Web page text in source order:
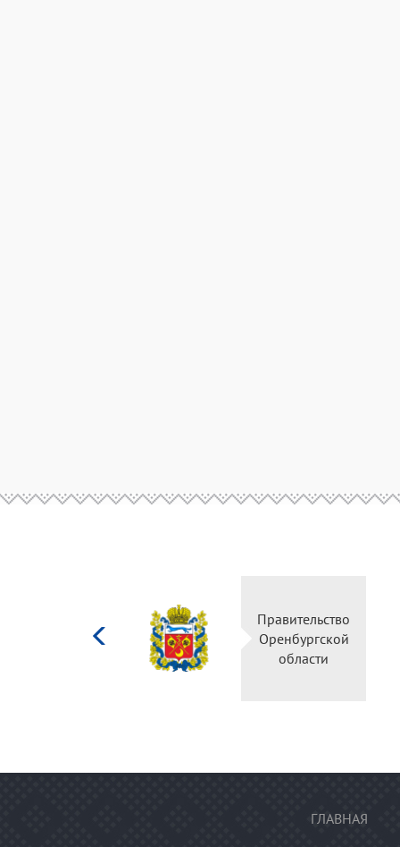
Правительство
Оренбургской
области
ГЛАВНАЯ